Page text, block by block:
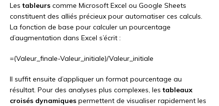
Lestableurs comme Microsoft Excel ou Google Sheets
constituent des alliés précieux pour automatiser ces calculs.
La fonction de base pour calculer un pourcentage
d’augmentation dans Excel s’écrit :
=(Valeur_finale-Valeur_initiale)/Valeur_initiale
Il suffit ensuite d’appliquer un format pourcentage au
résultat. Pour des analyses plus complexes, lestableaux
croisés dynamiques permettent de visualiser rapidement les